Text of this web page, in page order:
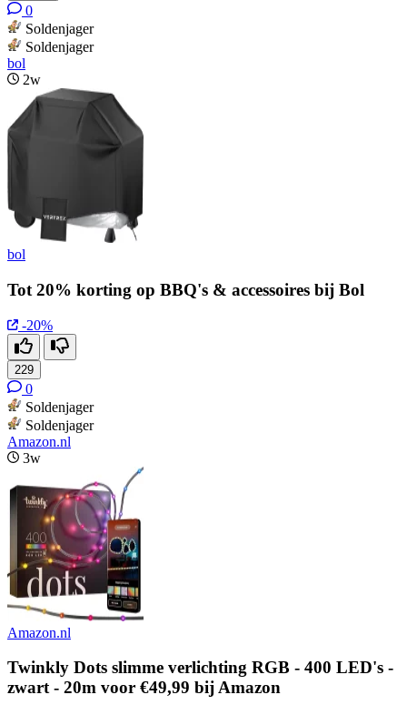
0
Soldenjager
Soldenjager
bol
2w
bol
Tot 20% korting op BBQ's & accessoires bij Bol
-20%
229
0
Soldenjager
Soldenjager
Amazon.nl
3w
Amazon.nl
Twinkly Dots slimme verlichting RGB - 400 LED's -
zwart - 20m voor €49,99 bij Amazon